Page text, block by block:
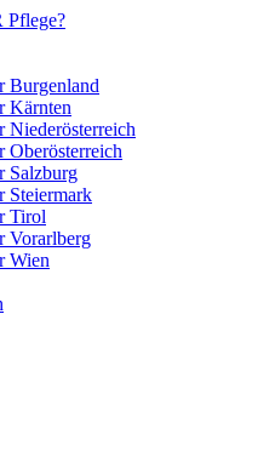
Pflege?
Burgenland
Kärnten
Niederösterreich
Oberösterreich
Salzburg
Steiermark
Tirol
Vorarlberg
Wien